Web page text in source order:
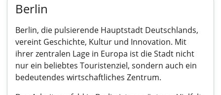
Berlin
Berlin, die pulsierende Hauptstadt Deutschlands,
vereint Geschichte, Kultur und Innovation. Mit
ihrer zentralen Lage in Europa ist die Stadt nicht
nur ein beliebtes Touristenziel, sondern auch ein
bedeutendes wirtschaftliches Zentrum.